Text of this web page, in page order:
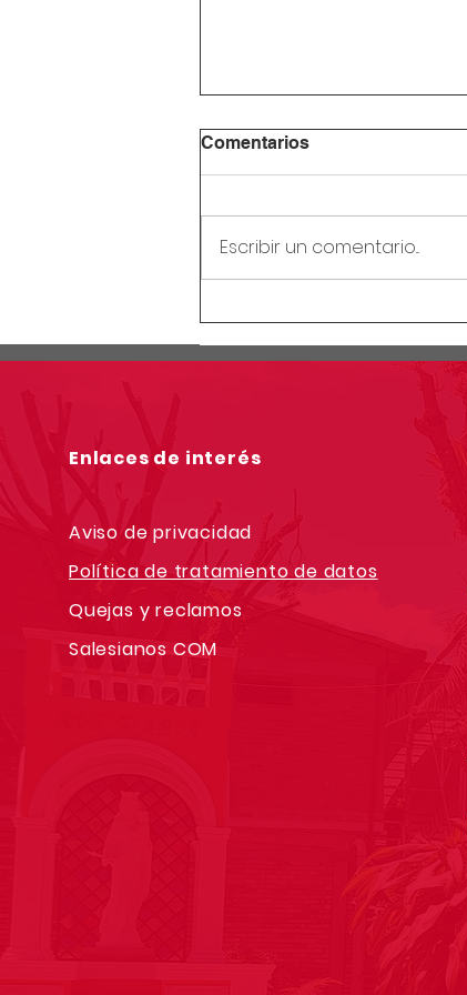
escolar
Comentarios
Escribir un comentario...
Enlaces de interés
Aviso de privacidad
Política de tratamiento de datos
Quejas y reclamos
Salesianos COM